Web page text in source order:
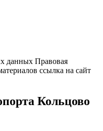
данных Правовая
ссылка на сайт
Кольцово